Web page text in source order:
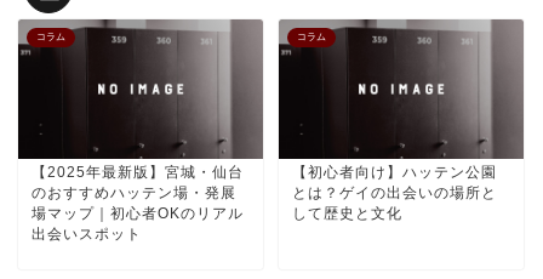
コラム
【2025年最新版】宮城・仙台
のおすすめハッテン場・発展
場マップ｜初心者OKのリアル
出会いスポット
コラム
【初心者向け】ハッテン公園
とは？ゲイの出会いの場所と
して歴史と文化